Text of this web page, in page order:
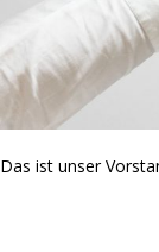
Das ist unser